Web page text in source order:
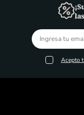
Acepto